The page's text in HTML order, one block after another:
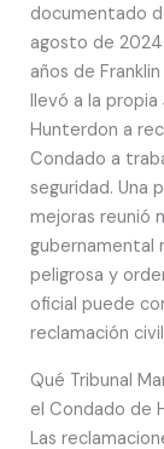
documentado
agosto de 2024
años de
llevó a la
Hunterdon a
Condado a
seguridad. Una
mejoras reunió
gubernamental
peligrosa y
oficial puede
reclamación
Qué Tribunal
el Condado de
Las